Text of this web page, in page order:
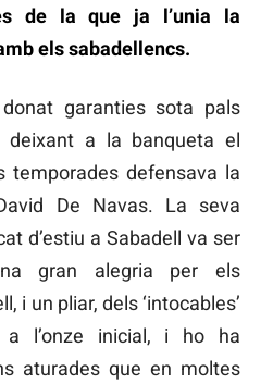
de la que ja l’unia la
els sabadellencs.
garanties sota pals
deixant a la banqueta el
temporades defensava la
De Navas. La seva
d’estiu a Sabadell va ser
gran alegria per els
i un pliar, dels ‘intocables’
l’onze inicial, i ho ha
aturades que en moltes